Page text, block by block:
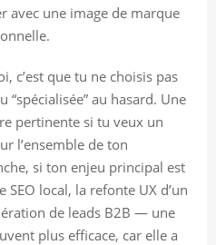
avec une image de marque
c’est que tu ne choisis pas
“spécialisée” au hasard. Une
pertinente si tu veux un
l’ensemble de ton
si ton enjeu principal est
local, la refonte UX d’un
de leads B2B — une
plus efficace, car elle a